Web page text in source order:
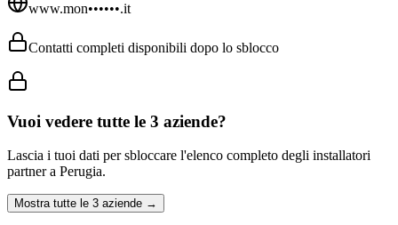
www.mon••••••.it
Contatti completi disponibili dopo lo sblocco
Vuoi vedere tutte le 3 aziende?
Lascia i tuoi dati per sbloccare l'elenco completo degli installatori
partner a Perugia.
Mostra tutte le 3 aziende →